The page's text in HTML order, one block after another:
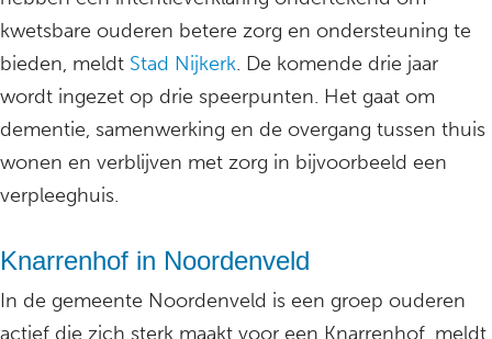
kwetsbare ouderen betere zorg en ondersteuning te
bieden, meldt Stad Nijkerk. De komende drie jaar
wordt ingezet op drie speerpunten. Het gaat om
dementie, samenwerking en de overgang tussen thuis
wonen en verblijven met zorg in bijvoorbeeld een
verpleeghuis.
Knarrenhof in Noordenveld
In de gemeente Noordenveld is een groep ouderen
actief die zich sterk maakt voor een Knarrenhof, meldt